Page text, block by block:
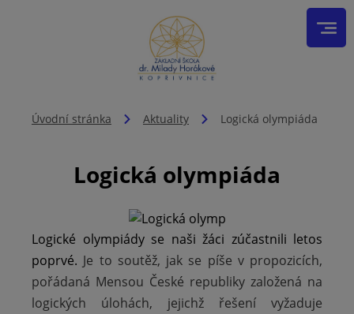
Úvodní stránka Aktuality Logická olympiáda
Logická olympiáda
Logické olympiády se naši žáci zúčastnili letos
poprvé. Je to soutěž, jak se píše v propozicích,
pořádaná Mensou České republiky založená na
logických úlohách, jejichž řešení vyžaduje